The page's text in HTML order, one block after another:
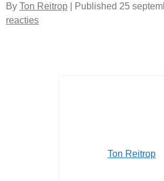
By Ton Reitrop | Published 25
reacties
Ton Reitrop